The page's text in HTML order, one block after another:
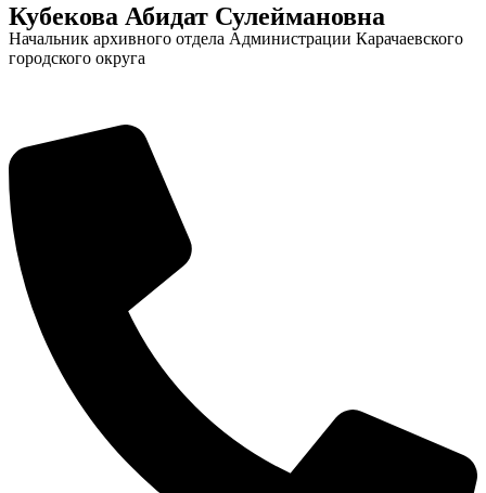
Кубекова Абидат Сулеймановна
Начальник архивного отдела Администрации Карачаевского
городского округа